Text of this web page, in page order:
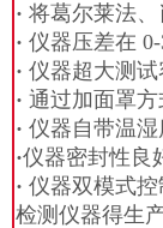
· 将葛尔莱法
· 仪器压差在
· 仪器超大测
· 通过加面罩方
· 仪器自带温
·仪器密封性良
· 仪器双模式
检测仪器得生